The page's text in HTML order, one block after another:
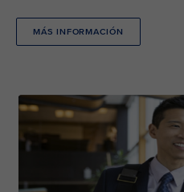
MÁS INFORMACIÓN